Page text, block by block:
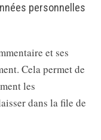
personnelles
et ses
Cela permet de
les
dans la file de